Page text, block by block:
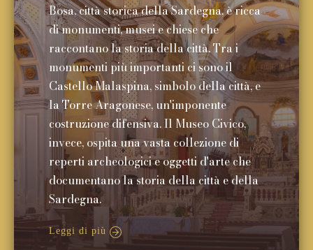
Bosa, città storica della Sardegna, è ricca
di monumenti, musei e chiese che
raccontano la storia della città. Tra i
monumenti più importanti ci sono il
Castello Malaspina, simbolo della città, e
la Torre Aragonese, un'imponente
costruzione difensiva. Il Museo Civico,
invece, ospita una vasta collezione di
reperti archeologici e oggetti d'arte che
documentano la storia della città e della
Sardegna.
Leggi di più